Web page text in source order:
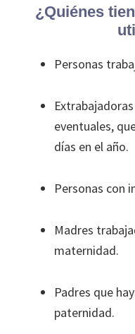
¿Quiénes
Personas
eventuales,
días en el año.
Personas con
Madres
maternidad.
Padres que
paternidad.